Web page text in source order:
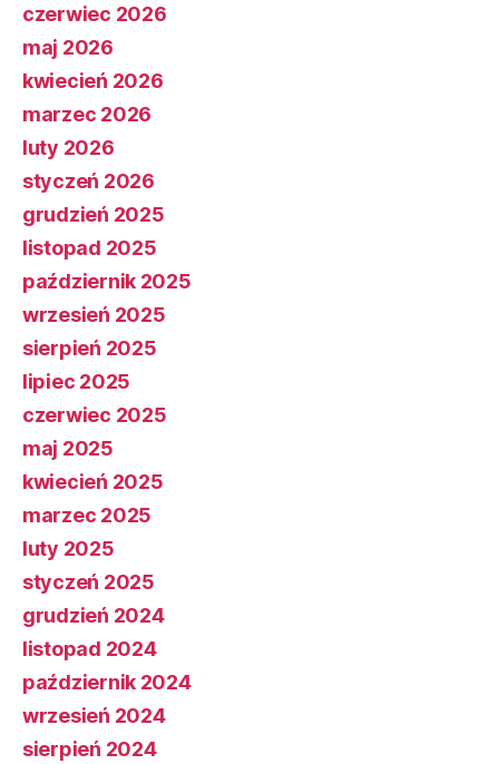
czerwiec 2026
maj 2026
kwiecień 2026
marzec 2026
luty 2026
styczeń 2026
grudzień 2025
listopad 2025
październik 2025
wrzesień 2025
sierpień 2025
lipiec 2025
czerwiec 2025
maj 2025
kwiecień 2025
marzec 2025
luty 2025
styczeń 2025
grudzień 2024
listopad 2024
październik 2024
wrzesień 2024
sierpień 2024